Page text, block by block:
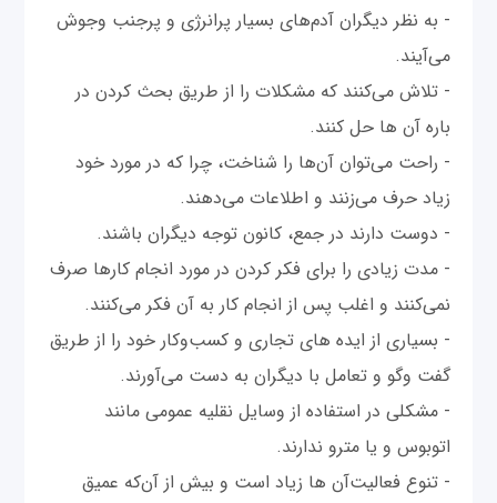
- به نظر دیگران آدم‌های بسیار پرانرژی و پرجنب وجوش
می‌آیند.
- تلاش می‌کنند که مشکلات را از طریق بحث کردن در
باره آن ها حل کنند.
- راحت می‌توان آن‌ها را شناخت، چرا که در مورد خود
زیاد حرف می‌زنند و اطلاعات می‌دهند.
- دوست دارند در جمع، کانون توجه دیگران باشند.
- مدت زیادی را برای فکر کردن در مورد انجام کارها صرف
نمی‌کنند و اغلب پس از انجام کار به آن فکر می‌کنند.
- بسیاری از ایده های تجاری و کسب‌وکار خود را از طریق
گفت وگو و تعامل با دیگران به دست می‌آورند.
- مشکلی در استفاده از وسایل نقلیه عمومی مانند
اتوبوس و یا مترو ندارند.
- تنوع فعالیت‌آن ها زیاد است و بیش از آن‌که عمیق